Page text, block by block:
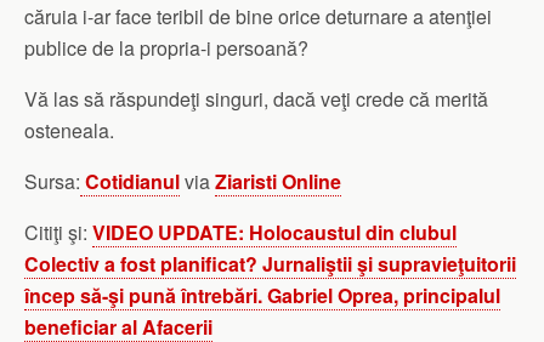
căruia i-ar face teribil de bine orice deturnare a atenţiei
publice de la propria-i persoană?
Vă las să răspundeţi singuri, dacă veţi crede că merită
osteneala.
Sursa: CotidianulviaZiaristi Online
Citiţi şi: VIDEO UPDATE: Holocaustul din clubul
Colectiv a fost planificat? Jurnaliştii şi supravieţuitorii
încep să-şi pună întrebări. Gabriel Oprea, principalul
beneficiar al Afacerii